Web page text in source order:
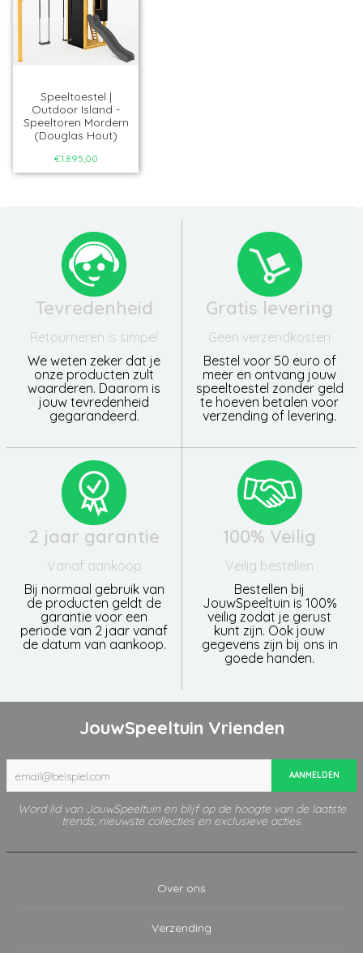
Speeltoestel |
Outdoor Island -
Speeltoren Mordern
(Douglas Hout)
€1.895,00
Tevredenheid
Retourneren is simpel
We weten zeker dat je
onze producten zult
waarderen. Daarom is
jouw tevredenheid
gegarandeerd.
Gratis levering
Geen verzendkosten
Bestel voor 50 euro of
meer en ontvang jouw
speeltoestel zonder geld
te hoeven betalen voor
verzending of levering.
2 jaar garantie
Vanaf aankoop
Bij normaal gebruik van
de producten geldt de
garantie voor een
periode van 2 jaar vanaf
de datum van aankoop.
100% Veilig
Veilig bestellen
Bestellen bij
JouwSpeeltuin is 100%
veilig zodat je gerust
kunt zijn. Ook jouw
gegevens zijn bij ons in
goede handen.
JouwSpeeltuin Vrienden
AANMELDEN
Word lid van JouwSpeeltuin en blijf op de hoogte van de laatste
trends, nieuwste collecties en exclusieve acties.
Over ons
Verzending